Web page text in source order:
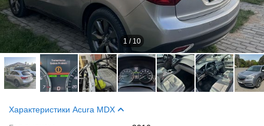
1 / 10
Характеристики Acura MDX